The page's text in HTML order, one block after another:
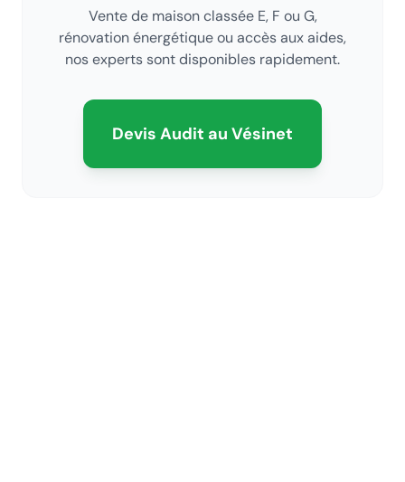
Vente de maison classée E, F ou G,
rénovation énergétique ou accès aux aides,
nos experts sont disponibles rapidement.
Devis Audit au Vésinet